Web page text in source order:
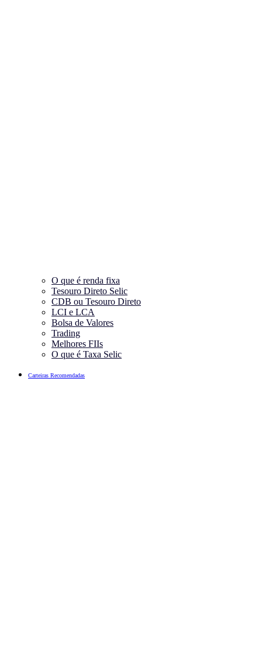
O que é renda fixa
Tesouro Direto Selic
CDB ou Tesouro Direto
LCI e LCA
Bolsa de Valores
Trading
Melhores FIIs
O que é Taxa Selic
Carteiras Recomendadas